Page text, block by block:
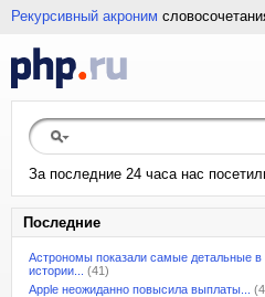
Рекурсивный акроним
За последние 24 часа нас
Последние
Астрономы показали самые детальные в
истории...
(41)
Apple неожиданно повысила выплаты...